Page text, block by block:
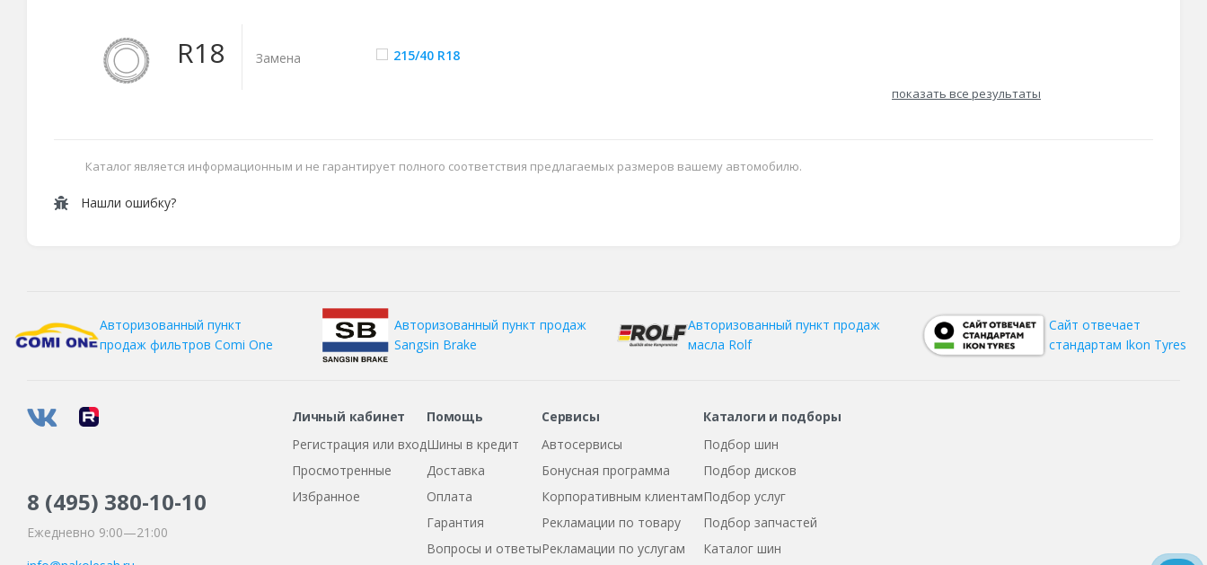
R18 Замена 215/40 R18
показать все результаты
Каталог является информационным и не гарантирует полного соответствия предлагаемых размеров вашему автомобилю.
Нашли ошибку?
Авторизованный пункт
продаж фильтров Comi One
Авторизованный пункт продаж
Sangsin Brake
Авторизованный пункт продаж
масла Rolf
Сайт отвечает
стандартам Ikon Tyres
8 (495) 380-10-10
Ежедневно 9:00—21:00
Личный кабинет
Регистрация или вход
Просмотренные
Избранное
Помощь
Шины в кредит
Доставка
Оплата
Гарантия
Вопросы и ответы
Сервисы
Автосервисы
Бонусная программа
Корпоративным клиентам
Рекламации по товару
Рекламации по услугам
Каталоги и подборы
Подбор шин
Подбор дисков
Подбор услуг
Подбор запчастей
Каталог шин